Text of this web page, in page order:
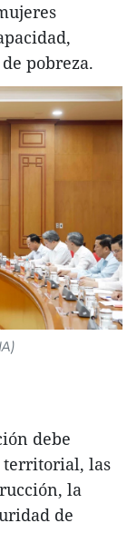
pobreza.
debe
territorial, las
la
de